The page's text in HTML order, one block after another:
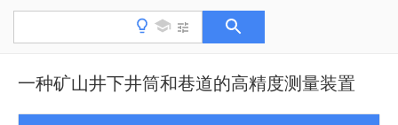
一种矿山井下井筒和巷道的高精度测量装置